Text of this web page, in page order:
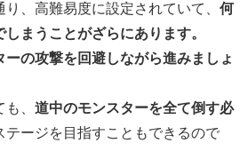
、高難易度に設定されていて、 何
まうことがざらにあります。
ーの攻撃を回避しながら進みましょ
、 道中のモンスターを全て倒す必
テージを目指すこともできるので